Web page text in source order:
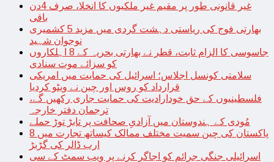
غیر قانونی طور پر مقیم غیر ملکیوں کا انخلا، صرف 4دن
باقی
بھارتی فوج کی ریاستی دہشت گردی میں مزید 5 کشمیری
نوجوان شہید
جاسوسی کا الزام ثابت، قطر نے بھارتی بحریہ کے 8 اہلکاروں
کو سزائے موت سنادی
سلامتی کونسل اجلاس؛ اسرائیل کی حمایت میں امریکی
قرارداد کو روس اور چین نے ویٹو کردیا
فلسطینیوں کے حق خودارادیت کی حمایت جاری رکھیں گے،
ترجمان دفتر خارجہ
مُودی کے ہندوستان میں آزادیِ صحافت پر تابڑ توڑ حملے
پاکستان کی چین سمیت مختلف ممالک کیساتھ تجارت میں 8
ارب ڈالر کی گڑبڑ
اسرائیلی جنگی جرائم کو اجاگر کرنے پر ویب سمٹ کے سی